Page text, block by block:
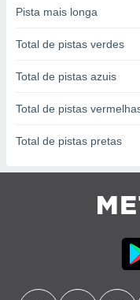
Pista mais longa
Total de pistas verdes
Total de pistas azuis
Total de pistas
Total de pistas pretas